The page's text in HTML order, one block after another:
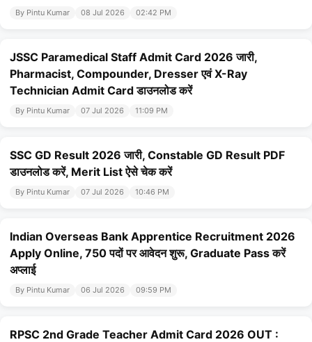
By Pintu Kumar 08 Jul 2026 02:42 PM
JSSC Paramedical Staff Admit Card 2026 जारी,
Pharmacist, Compounder, Dresser एवं X-Ray
Technician Admit Card डाउनलोड करें
By Pintu Kumar 07 Jul 2026 11:09 PM
SSC GD Result 2026 जारी, Constable GD Result PDF
डाउनलोड करें, Merit List ऐसे चेक करें
By Pintu Kumar 07 Jul 2026 10:46 PM
Indian Overseas Bank Apprentice Recruitment 2026
Apply Online, 750 पदों पर आवेदन शुरू, Graduate Pass करें
अप्लाई
By Pintu Kumar 06 Jul 2026 09:59 PM
RPSC 2nd Grade Teacher Admit Card 2026 OUT :